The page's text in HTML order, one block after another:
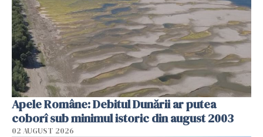
Apele Române: Debitul Dunării ar putea
coborî sub minimul istoric din august 2003
02 AUGUST 2026